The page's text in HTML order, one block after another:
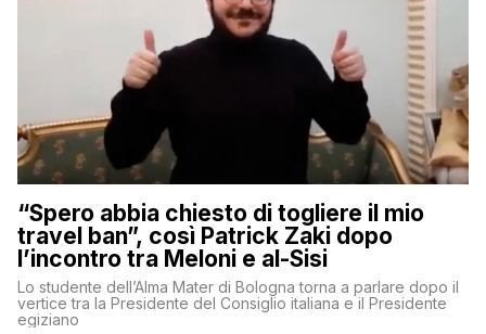
“Spero abbia chiesto di togliere il mio
travel ban”, così Patrick Zaki dopo
l’incontro tra Meloni e al-Sisi
Lo studente dell’Alma Mater di Bologna torna a parlare dopo il
vertice tra la Presidente del Consiglio italiana e il Presidente
egiziano